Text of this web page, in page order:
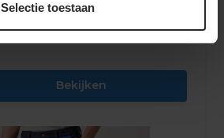
Selectie toestaan
Bekijken